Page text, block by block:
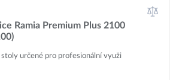
Ramia Premium Plus 2100
určené pro profesionální využi